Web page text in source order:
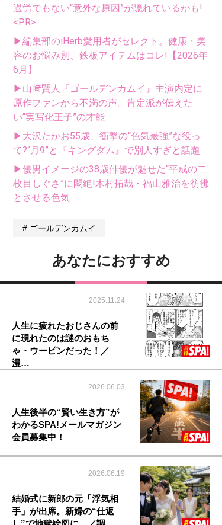
過労でもない“意外な原因”が隠れているかも!
<PR>
▶編集部のiHerb愛用者がセレクト。健康・美
容のお悩み別、鉄板アイテムはコレ!【2026年
6月】
▶山﨑賢人『ゴールデンカムイ』主演内定に
原作ファンから不満の声。肯定派が伝えた
い“実写化王子”の才能
▶大沢たかお55歳、衝撃の“色気最強”な役っ
て?“月9”と『キングダム』で別人すぎと話題
▶優男イメージの38歳俳優が魅せた“平成の二
枚目しぐさ”に悶絶!木村拓哉・福山雅治を彷彿
とさせる色気
ゴールデンカムイ
あなたにおすすめ
2025.11.24
人生に疲れたおじさんの前
に現れたのは謎のおもち
ゃ・ウーピンだった！／
漫…
2026.06.03
人生後半の“賢い生き方”が
わかるSPA!メールマガジン
会員募集中！
2026.06.19
結婚式に新郎の元「浮気相
手」が出席。新婦の“仕返